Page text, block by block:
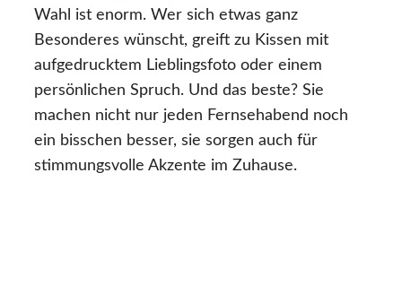
Wahl ist enorm. Wer sich etwas ganz
Besonderes wünscht, greift zu Kissen mit
aufgedrucktem Lieblingsfoto oder einem
persönlichen Spruch. Und das beste? Sie
machen nicht nur jeden Fernsehabend noch
ein bisschen besser, sie sorgen auch für
stimmungsvolle Akzente im Zuhause.